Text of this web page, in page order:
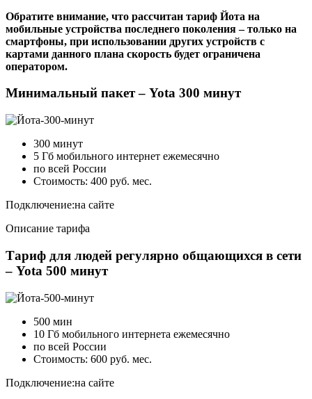
Обратите внимание, что рассчитан тариф Йота на
мобильные устройства последнего поколения – только на
смартфоны, при использовании других устройств с
картами данного плана скорость будет ограничена
оператором.
Минимальный пакет – Yota 300 минут
300 минут
5 Гб мобильного интернет ежемесячно
по всей России
Стоимость: 400 руб. мес.
Подключение:на сайте
Описание тарифа
Тариф для людей регулярно общающихся в сети
– Yota 500 минут
500 мин
10 Гб мобильного интернета ежемесячно
по всей России
Стоимость: 600 руб. мес.
Подключение:на сайте